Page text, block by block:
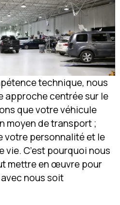
technique, nous
approche centrée sur le
que votre véhicule
moyen de transport ;
votre personnalité et le
C’est pourquoi nous
mettre en œuvre pour
nous soit